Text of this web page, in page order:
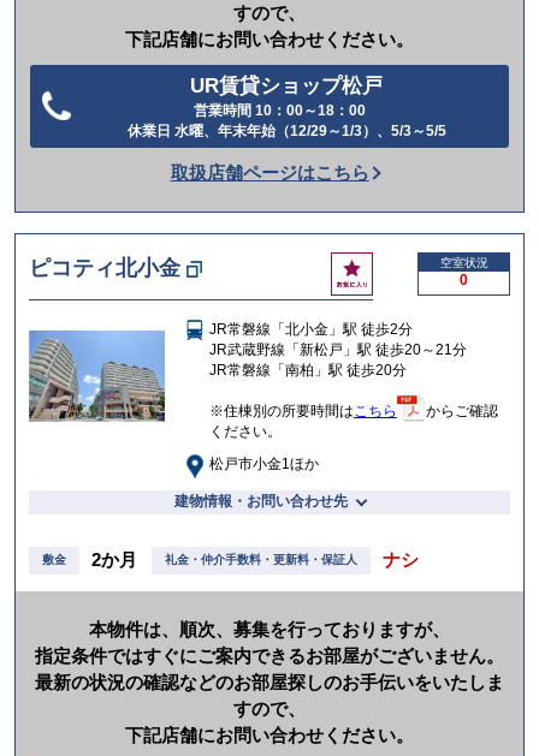
すので、
下記店舗にお問い合わせください。
UR賃貸ショップ松戸
営業時間 10：00～18：00
休業日 水曜、年末年始（12/29～1/3）、5/3～5/5
話
か
け
る
取扱店舗ページはこちら
ピコティ北小金
お
気
入
り
空室状況
0
JR常磐線「北小金」駅 徒歩2分
JR武蔵野線「新松戸」駅 徒歩20～21分
JR常磐線「南柏」駅 徒歩20分
※住棟別の所要時間は こちら
からご確認
ください。
松戸市小金1ほか
建物情報・お問い合わせ先
敷金 2か月 礼金・仲介手数料・更新料・保証人 ナシ
本物件は、順次、募集を行っておりますが、
指定条件ではすぐにご案内できるお部屋がございません。
最新の状況の確認などのお部屋探しのお手伝いをいたしま
すので、
下記店舗にお問い合わせください。